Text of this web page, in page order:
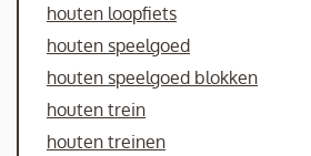
houten loopfiets
houten speelgoed
houten speelgoed blokken
houten trein
houten treinen